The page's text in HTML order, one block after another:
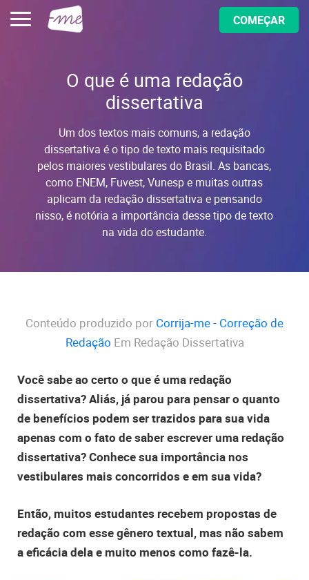
COMEÇAR
O que é uma redação
dissertativa
Um dos textos mais comuns, a redação
dissertativa é o tipo de texto mais requisitado
pelos maiores vestibulares do Brasil. As bancas,
como ENEM, Fuvest, Vunesp e muitas outras
aplicam da redação dissertativa e pensando
nisso, é notória a importância desse tipo de texto
na vida do estudante.
Conteúdo produzido por Corrija-me - Correção de
Redação Em Redação Dissertativa
Você sabe ao certo o que é uma redação
dissertativa? Aliás, já parou para pensar o quanto
de benefícios podem ser trazidos para sua vida
apenas com o fato de saber escrever uma redação
dissertativa? Conhece sua importância nos
vestibulares mais concorridos e em sua vida?
Então, muitos estudantes recebem propostas de
redação com esse gênero textual, mas não sabem
a eficácia dela e muito menos como fazê-la.